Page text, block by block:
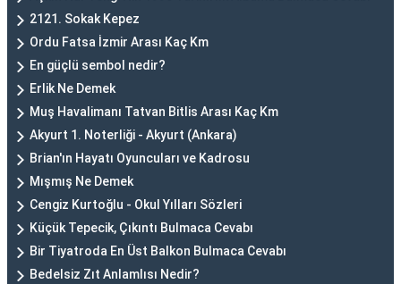
2121. Sokak Kepez
Ordu Fatsa İzmir Arası Kaç Km
En güçlü sembol nedir?
Erlik Ne Demek
Muş Havalimanı Tatvan Bitlis Arası Kaç Km
Akyurt 1. Noterliği - Akyurt (Ankara)
Brian'ın Hayatı Oyuncuları ve Kadrosu
Mışmış Ne Demek
Cengiz Kurtoğlu - Okul Yılları Sözleri
Küçük Tepecik, Çıkıntı Bulmaca Cevabı
Bir Tiyatroda En Üst Balkon Bulmaca Cevabı
Bedelsiz Zıt Anlamlısı Nedir?